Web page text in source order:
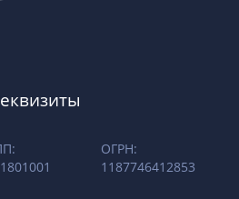
ОГРН:
1187746412853